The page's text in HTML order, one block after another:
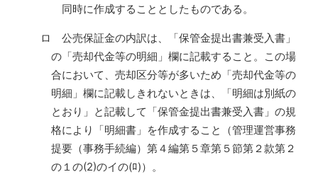
同時に作成することとしたものである。
ロ 公売保証金の内訳は、「保管金提出書兼受入書」
の「売却代金等の明細」欄に記載すること。この場
合において、売却区分等が多いため「売却代金等の
明細」欄に記載しきれないときは、「明細は別紙の
とおり」と記載して「保管金提出書兼受入書」の規
格により「明細書」を作成すること（管理運営事務
提要（事務手続編）第４編第５章第５節第２款第２
の１の(2)のイの(ﾛ)）。